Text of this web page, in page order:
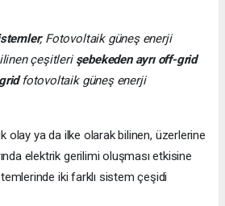
; Fotovoltaik güneş enerji
çeşitleri şebekeden ayrı off-grid
fotovoltaik güneş enerji
olay ya da ilke olarak bilinen, üzerlerine
elektrik gerilimi oluşması etkisine
iki farklı sistem çeşidi